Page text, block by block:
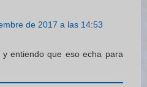
de 2017 a las 14:53
y entiendo que eso echa para